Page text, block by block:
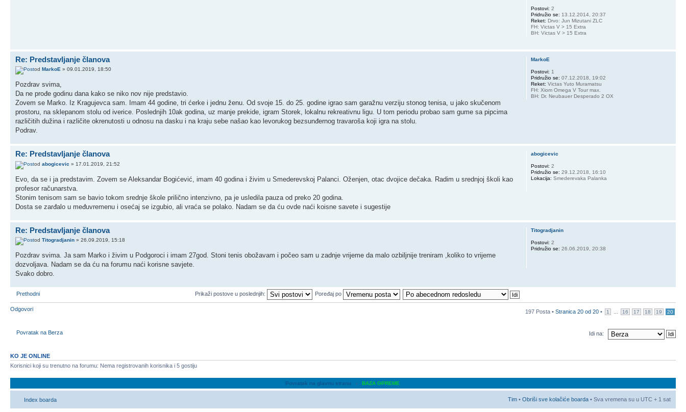
Postovi: 2
Pridružio se: 13.12.2014, 20:37
Reket: Drvo: Jun Mizutani ZLC
FH: Victas V > 15 Extra
BH: Victas V > 15 Extra
Re: Predstavljanje članova
od MarkoE » 09.01.2019, 18:50
Pozdrav svima,
Da ne prođe godinu dana kako se niko nov nije predstavio.
Zovem se Marko. Iz Kragujevca sam. Imam 44 godine, tri ćerke i jednu ženu. Od svoje 15. do 25. godine igrao sam garažnu verziju stonog tenisa, u jako skučenom
prostoru, na sklepanom stolu od iverice. Poslednjih 10ak godina, uz manje prekide, igram Storek, lokalnu rekreativnu ligu. U tom periodu probao sam gume sa pipcima
različitih dužina i različite okrenutosti u odnosu na dasku i na kraju sebe našao kao levorukog bezsunđernog travaroša koji igra na stolu.
Podrav.
MarkoE
Postovi: 1
Pridružio se: 07.12.2018, 19:02
Reket: Victas Yuto Muramatsu
FH: Xiom Omega V Tour max.
BH: Dr. Neubauer Desperado 2 OX
Re: Predstavljanje članova
od abogicevic » 17.01.2019, 21:52
Evo, da se i ja predstavim. Zovem se Aleksandar Bogićević, imam 40 godina i živim u Smederevskoj Palanci. Oženjen, otac dvojice dečaka. Radim u srednjoj školi kao
profesor računarstva.
Stonim tenisom sam se bavio tokom srednje škole prilično intenzivno, pa je usledila pauza od preko 20 godina.
Dosta se zarđalo u međuvremenu i osećaj se izgubio, ali vraća se polako. Nadam se da ću ovde naći koisne savete i sugestije
abogicevic
Postovi: 2
Pridružio se: 29.12.2018, 16:10
Lokacija: Smederevaka Palanka
Re: Predstavljanje članova
od Titogradjanin » 26.09.2019, 15:18
Pozdrav svima. Ja sam Marko i živim u Podgoroci i imam 27god. Stoni tenis obožavam i počeo sam u zadnje vrijeme da malo ozbiljnije treniram ,koliko to vrijeme
dozvoljava. Nadam se da ću na forumu naći korisne savjete.
Svako dobro.
Titogradjanin
Postovi: 2
Pridružio se: 26.06.2019, 20:38
Prethodni Prikaži postove u poslednjih: Poređaj po
Odgovori 197 Posta • Stranica 20 od 20 • 1 16 17 18 19 20
Povratak na Berza Idi na:
KO JE ONLINE
Korisnici koji su trenutno na forumu: Nema registrovanih korisnika i 5 gostiju
Povratak na glavnu stranu ‹ BAZA OPREME
Index boarda Tim • Obriši sve kolačiće boarda • Sva vremena su u UTC + 1 sat